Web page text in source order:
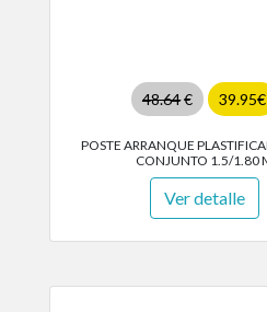
48.64€ 39.95€
POSTE ARRANQUE
CONJUNTO 1.5/1.80
Ver detalle